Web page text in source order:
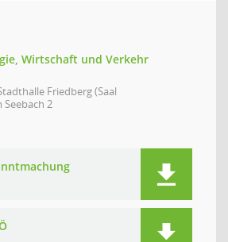
Wirtschaft und Verkehr
Friedberg (Saal
Seebach 2